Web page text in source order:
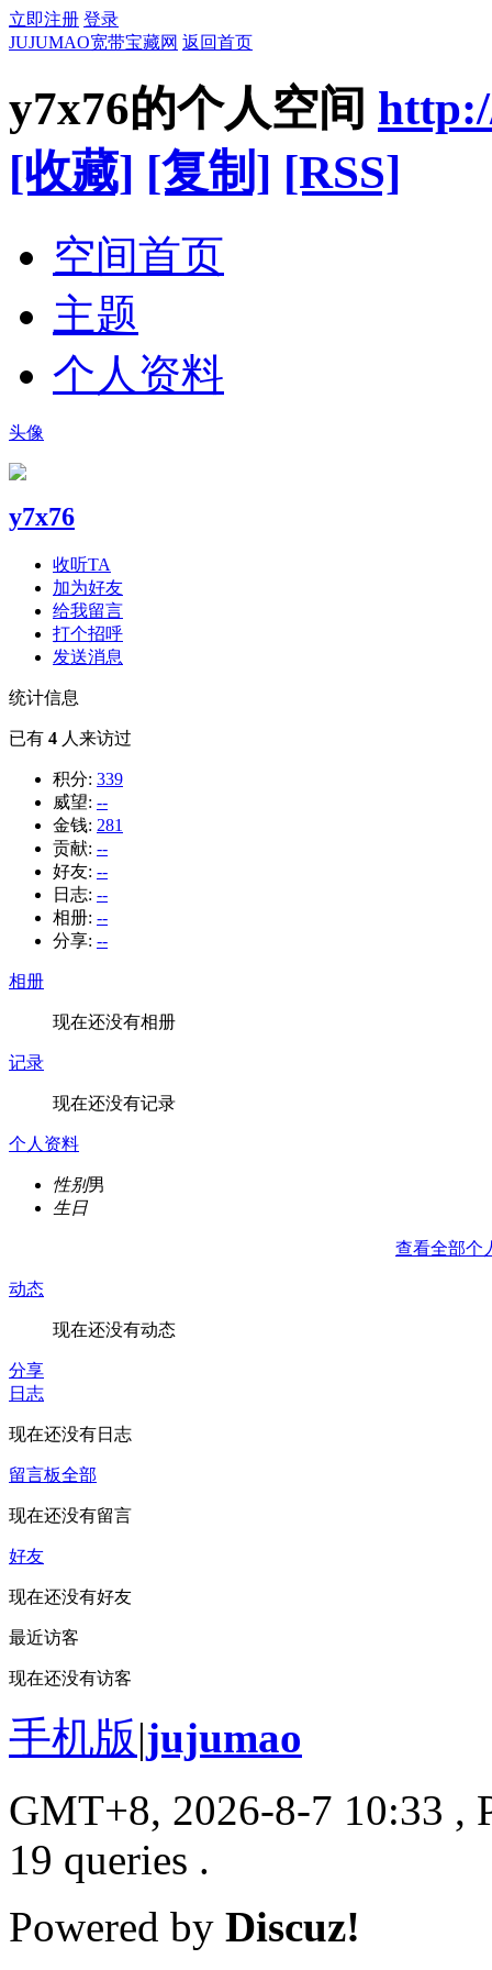
立即注册 登录
JUJUMAO宽带宝藏网 返回首页
y7x76的个人空间
[收藏] [复制] [RSS]
空间首页
主题
个人资料
头像
y7x76
收听TA
加为好友
给我留言
打个招呼
发送消息
统计信息
已有 4 人来访过
积分: 339
威望: --
金钱: 281
贡献: --
好友: --
日志: --
相册: --
分享: --
相册
现在还没有相册
记录
现在还没有记录
个人资料
性别男
生日
查看全部个
动态
现在还没有动态
分享
日志
现在还没有日志
留言板全部
现在还没有留言
好友
现在还没有好友
最近访客
现在还没有访客
手机版|jujumao
GMT+8, 2026-8-7 10:33 ,
19 queries .
Powered by Discuz!